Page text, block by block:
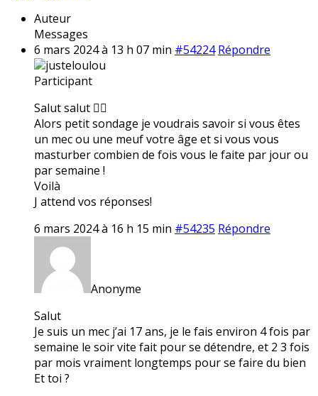
Auteur
Messages
6 mars 2024 à 13 h 07 min #54224 Répondre
justeloulou
Participant
Salut salut ✌🏼
Alors petit sondage je voudrais savoir si vous êtes
un mec ou une meuf votre âge et si vous vous
masturber combien de fois vous le faite par jour ou
par semaine !
Voilà
J attend vos réponses!
6 mars 2024 à 16 h 15 min #54235 Répondre
Anonyme
Salut
Je suis un mec j’ai 17 ans, je le fais environ 4 fois par
semaine le soir vite fait pour se détendre, et 2 3 fois
par mois vraiment longtemps pour se faire du bien
Et toi ?